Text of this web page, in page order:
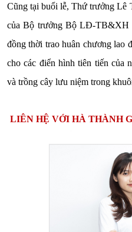
Cũng tại buổi lễ, Thứ trưởng Lê
của Bộ trưởng Bộ LĐ-TB&XH
đồng thời trao huân chương lao
cho các điển hình tiên tiến của
và trồng cây lưu niệm trong
LIÊN HỆ VỚI HÀ THÀNH